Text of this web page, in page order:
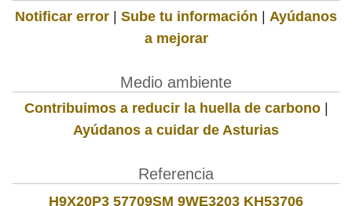
Notificar error | Sube tu información | Ayúdanos
a mejorar
Medio ambiente
Contribuimos a reducir la huella de carbono|
Ayúdanos a cuidar de Asturias
Referencia
H9X20P3 57709SM 9WE3203 KH53706